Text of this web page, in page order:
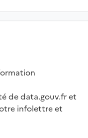
de data.gouv.fr et
infolettre et